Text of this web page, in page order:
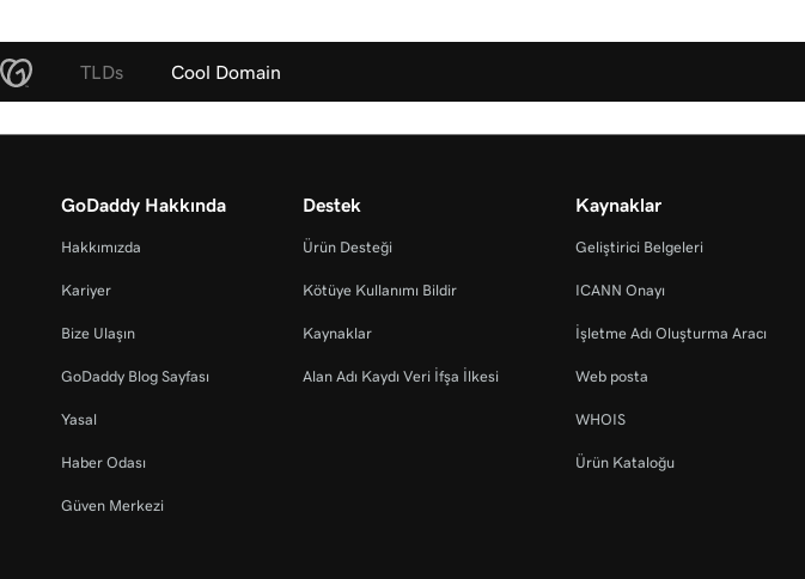
TLDs Cool Domain
GoDaddy Hakkında
Hakkımızda
Kariyer
Bize Ulaşın
GoDaddy Blog Sayfası
Yasal
Haber Odası
Güven Merkezi
Destek
Ürün Desteği
Kötüye Kullanımı Bildir
Kaynaklar
Alan Adı Kaydı Veri İfşa İlkesi
Kaynaklar
Geliştirici Belgeleri
ICANN Onayı
İşletme Adı Oluşturma Aracı
Web posta
WHOIS
Ürün Kataloğu